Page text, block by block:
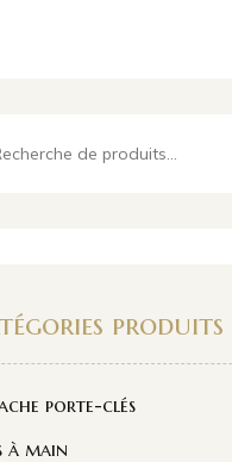
produits
porte-clés
à main